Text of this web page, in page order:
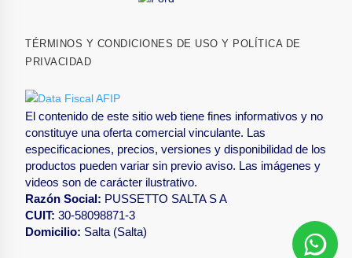
TÉRMINOS Y CONDICIONES DE USO Y POLÍTICA DE
PRIVACIDAD
El contenido de este sitio web tiene fines informativos y no
constituye una oferta comercial vinculante. Las
especificaciones, precios, versiones y disponibilidad de los
productos pueden variar sin previo aviso. Las imágenes y
videos son de carácter ilustrativo.
Razón Social: PUSSETTO SALTA S A
CUIT: 30-58098871-3
Domicilio: Salta (Salta)